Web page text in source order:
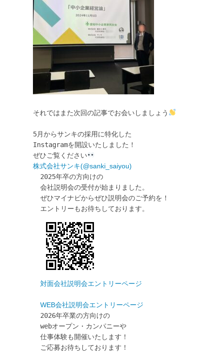
それではまた次回の記事でお会いしましょう
5月からサンキの採用に特化した
Instagramを開設いたしました！
ぜひご覧ください
株式会社サンキ(@sanki_saiyou)
2025年卒の方向けの
会社説明会の受付が始まりました。
ぜひマイナビからぜひ説明会のご予約を！
対面会社説明会エントリーページ
WEB会社説明会エントリーページ
2026年卒業の方向けの
webオープン・カンパニーや
仕事体験も開催いたします！
ご応募お待ちしております！